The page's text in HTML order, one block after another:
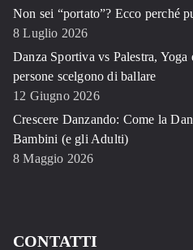
Non sei “portato”? Ecco perché
8 Luglio 2026
Danza Sportiva vs Palestra,
persone scelgono di ballare
12 Giugno 2026
Crescere Danzando: Come la
Bambini (e gli Adulti)
8 Maggio 2026
CONTATTI